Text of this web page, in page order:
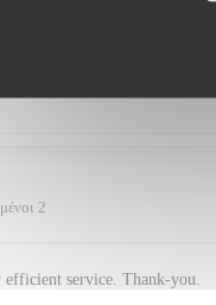
3
the small and intimate
2
service. Thank-you.